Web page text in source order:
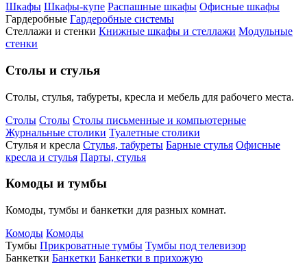
Шкафы Шкафы-купе Распашные шкафы Офисные шкафы
Гардеробные Гардеробные системы
Стеллажи и стенки Книжные шкафы и стеллажи Модульные
стенки
Столы и стулья
Столы, стулья, табуреты, кресла и мебель для рабочего места.
Столы Столы Столы письменные и компьютерные
Журнальные столики Туалетные столики
Стулья и кресла Стулья, табуреты Барные стулья Офисные
кресла и стулья Парты, стулья
Комоды и тумбы
Комоды, тумбы и банкетки для разных комнат.
Комоды Комоды
Тумбы Прикроватные тумбы Тумбы под телевизор
Банкетки Банкетки Банкетки в прихожую